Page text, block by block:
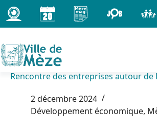
Passer
au
contenu
Rencontre des entreprises autour de
2 décembre 2024
Développement économique,